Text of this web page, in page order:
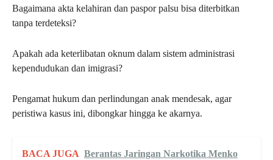
Bagaimana akta kelahiran dan paspor palsu bisa diterbitkan
tanpa terdeteksi?
Apakah ada keterlibatan oknum dalam sistem administrasi
kependudukan dan imigrasi?
Pengamat hukum dan perlindungan anak mendesak, agar
peristiwa kasus ini, dibongkar hingga ke akarnya.
BACA JUGA Berantas Jaringan Narkotika Menko